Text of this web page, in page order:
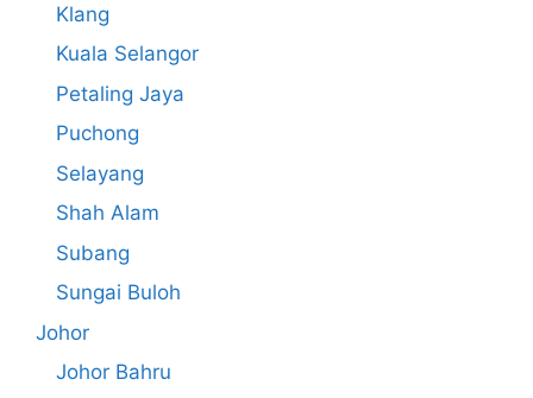
Klang
Kuala Selangor
Petaling Jaya
Puchong
Selayang
Shah Alam
Subang
Sungai Buloh
Johor
Johor Bahru